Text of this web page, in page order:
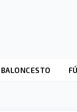
BALONCESTO